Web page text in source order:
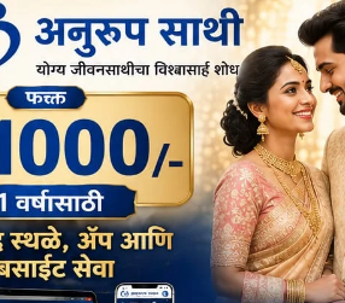
थाईलैंड के महामहिम राजा ने सड़क
की जिम्मेदारी